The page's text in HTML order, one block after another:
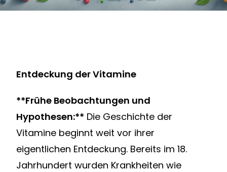
Entdeckung der Vitamine
**Frühe Beobachtungen und
Hypothesen:** Die Geschichte der
Vitamine beginnt weit vor ihrer
eigentlichen Entdeckung. Bereits im 18.
Jahrhundert wurden Krankheiten wie